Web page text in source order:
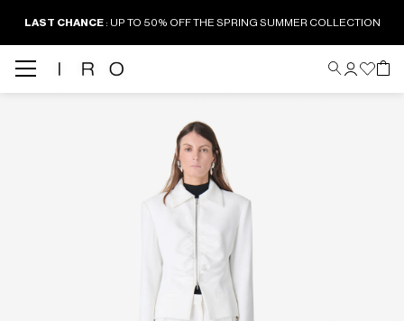
LAST CHANCE: UP TO 50% OFF THE SPRING SUMMER COLLECTION